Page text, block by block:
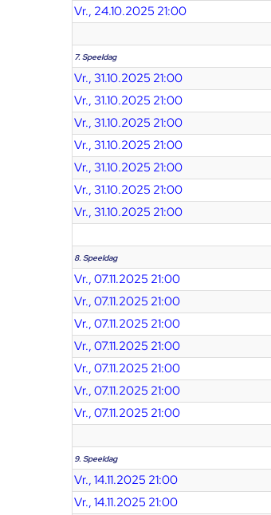
Vr., 24.10.2025 21:00
7. Speeldag
Vr., 31.10.2025 21:00
Vr., 31.10.2025 21:00
Vr., 31.10.2025 21:00
Vr., 31.10.2025 21:00
Vr., 31.10.2025 21:00
Vr., 31.10.2025 21:00
Vr., 31.10.2025 21:00
8. Speeldag
Vr., 07.11.2025 21:00
Vr., 07.11.2025 21:00
Vr., 07.11.2025 21:00
Vr., 07.11.2025 21:00
Vr., 07.11.2025 21:00
Vr., 07.11.2025 21:00
Vr., 07.11.2025 21:00
9. Speeldag
Vr., 14.11.2025 21:00
Vr., 14.11.2025 21:00